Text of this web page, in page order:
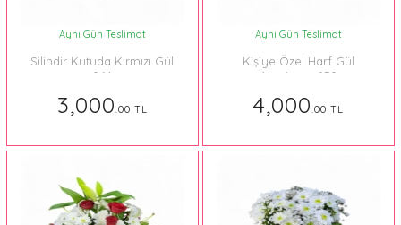
Aynı Gün Teslimat
Silindir Kutuda Kırmızı Gül
064
3,000.00 TL
Aynı Gün Teslimat
Kişiye Özel Harf Gül
Aranjman 050
4,000.00 TL